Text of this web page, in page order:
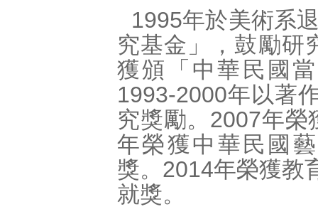
1995年於美術系
究基金」，鼓勵研
獲頒「中華民國
1993-2000年以著
究獎勵。2007年
年榮獲中華民國
獎。2014年榮獲教
就獎。